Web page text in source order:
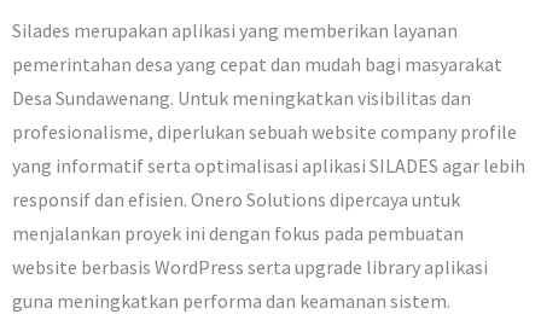
Silades merupakan aplikasi yang memberikan layanan
pemerintahan desa yang cepat dan mudah bagi masyarakat
Desa Sundawenang. Untuk meningkatkan visibilitas dan
profesionalisme, diperlukan sebuah website company profile
yang informatif serta optimalisasi aplikasi SILADES agar lebih
responsif dan efisien. Onero Solutions dipercaya untuk
menjalankan proyek ini dengan fokus pada pembuatan
website berbasis WordPress serta upgrade library aplikasi
guna meningkatkan performa dan keamanan sistem.